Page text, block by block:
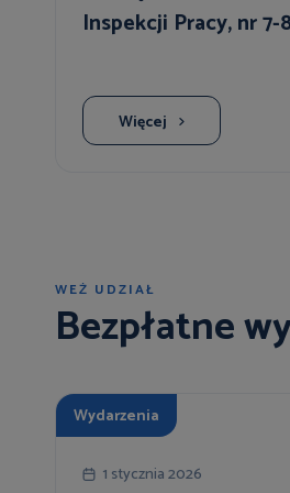
Inspekcji Pracy, nr
Więcej
WEŹ UDZIAŁ
Bezpłatne
Wydarzenia
1 stycznia 2026